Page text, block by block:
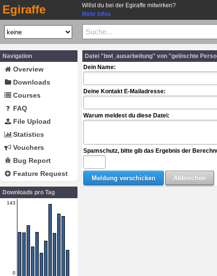
Egiraffe
Willst du bei der Egiraffe mitwirken?
Mehr Infos
Navigation
Overview
Downloads
Courses
FAQ
File Upload
Statistics
Vouchers
Bug Report
Feature Request
Downloads pro Tag
143
0
Datei "bwl_ausarbeitung" von "gelöschte
Dein Name:
Deine Kontakt E-Mailadresse:
Warum meldest du diese Datei:
Spamschutz, bitte gib das Ergebnis der